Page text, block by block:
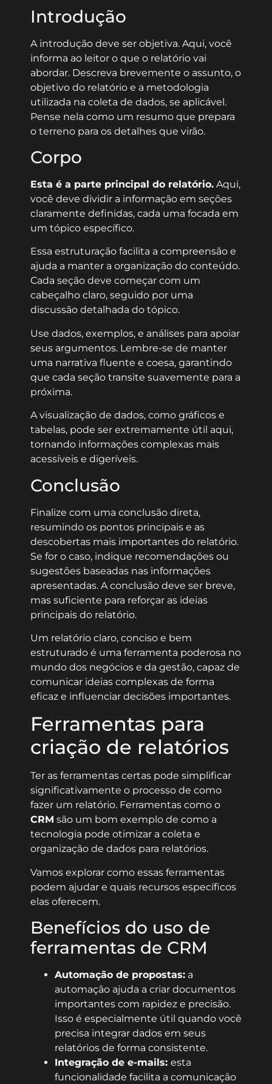
Introdução
A introdução deve ser objetiva. Aqui, você
informa ao leitor o que o relatório vai
abordar. Descreva brevemente o assunto, o
objetivo do relatório e a metodologia
utilizada na coleta de dados, se aplicável.
Pense nela como um resumo que prepara
o terreno para os detalhes que virão.
Corpo
Esta é a parte principal do relatório. Aqui,
você deve dividir a informação em seções
claramente definidas, cada uma focada em
um tópico específico.
Essa estruturação facilita a compreensão e
ajuda a manter a organização do conteúdo.
Cada seção deve começar com um
cabeçalho claro, seguido por uma
discussão detalhada do tópico.
Use dados, exemplos, e análises para apoiar
seus argumentos. Lembre-se de manter
uma narrativa fluente e coesa, garantindo
que cada seção transite suavemente para a
próxima.
A visualização de dados, como gráficos e
tabelas, pode ser extremamente útil aqui,
tornando informações complexas mais
acessíveis e digeríveis.
Conclusão
Finalize com uma conclusão direta,
resumindo os pontos principais e as
descobertas mais importantes do relatório.
Se for o caso, indique recomendações ou
sugestões baseadas nas informações
apresentadas. A conclusão deve ser breve,
mas suficiente para reforçar as ideias
principais do relatório.
Um relatório claro, conciso e bem
estruturado é uma ferramenta poderosa no
mundo dos negócios e da gestão, capaz de
comunicar ideias complexas de forma
eficaz e influenciar decisões importantes.
Ferramentas para
criação de relatórios
Ter as ferramentas certas pode simplificar
significativamente o processo de como
fazer um relatório. Ferramentas como o
CRM são um bom exemplo de como a
tecnologia pode otimizar a coleta e
organização de dados para relatórios.
Vamos explorar como essas ferramentas
podem ajudar e quais recursos específicos
elas oferecem.
Benefícios do uso de
ferramentas de CRM
Automação de propostas: a
automação ajuda a criar documentos
importantes com rapidez e precisão.
Isso é especialmente útil quando você
precisa integrar dados em seus
relatórios de forma consistente.
Integração de e-mails: esta
funcionalidade facilita a comunicação